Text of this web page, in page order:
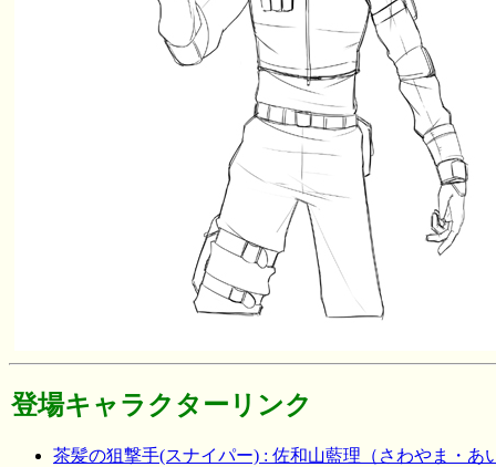
登場キャラクターリンク
茶髪の狙撃手(スナイパー) : 佐和山藍理（さわやま・あ